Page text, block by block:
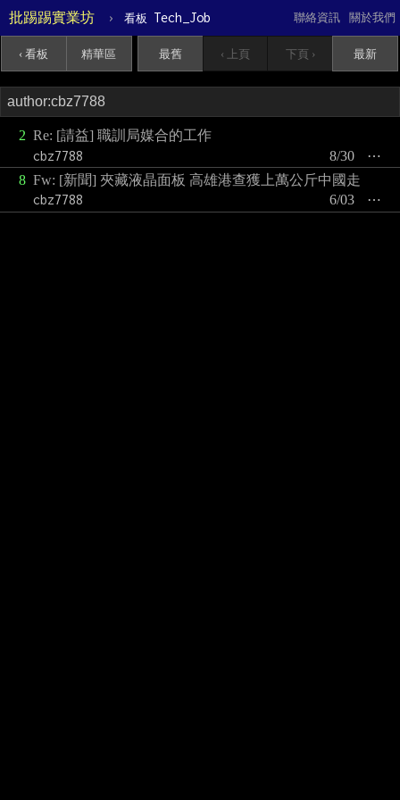
批踢踢實業坊 › 看板 Tech_Job 關於我們
聯絡資訊
‹ 看板 精華區 最舊 ‹ 上頁 下頁 › 最新
2 Re: [請益] 職訓局媒合的工作
cbz7788
⋯
8/30
8 Fw: [新聞] 夾藏液晶面板 高雄港查獲上萬公斤中國走
cbz7788
⋯
6/03